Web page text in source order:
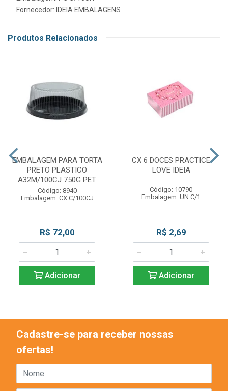
Fornecedor: IDEIA EMBALAGENS
Produtos Relacionados
EMBALAGEM PARA TORTA
PRETO PLASTICO
A32M/100CJ 750G PET
Código: 8940
Embalagem: CX C/100CJ
R$ 72,00
Adicionar
CX 6 DOCES PRACTICE
LOVE IDEIA
Código: 10790
Embalagem: UN C/1
R$ 2,69
Adicionar
Cadastre-se para receber nossas
ofertas!